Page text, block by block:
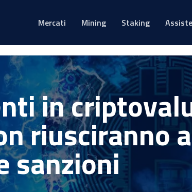
Mercati Mining Staking
in
riusciranno
sanzioni